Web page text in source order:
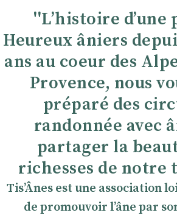
''Lʼhistoire dʼune
Heureux âniers
ans au coeur des
Provence, nous
préparé des
randonnée avec
partager la
richesses de
TisʼÂnes est une association
de promouvoir lʼâne par